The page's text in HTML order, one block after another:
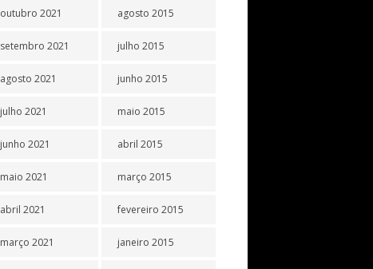
outubro 2021
setembro 2021
agosto 2021
julho 2021
junho 2021
maio 2021
abril 2021
março 2021
agosto 2015
julho 2015
junho 2015
maio 2015
abril 2015
março 2015
fevereiro 2015
janeiro 2015